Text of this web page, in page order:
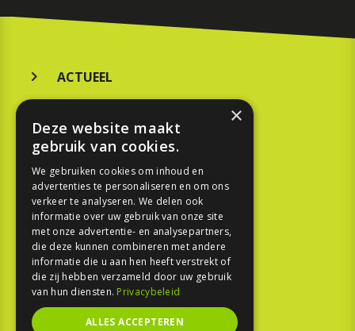
ACTUEEL
KOOPGIDS
TESTEN
SPORT
REPORTAGE
TOUREN
NIEUWSBRIEF
×
Deze website maakt
gebruik van cookies.
We gebruiken cookies om inhoud en
advertenties te personaliseren en om ons
verkeer te analyseren. We delen ook
informatie over uw gebruik van onze site
met onze advertentie- en analysepartners,
die deze kunnen combineren met andere
informatie die u aan hen heeft verstrekt of
die zij hebben verzameld door uw gebruik
van hun diensten. Privacybeleid
ALLES ACCEPTEREN